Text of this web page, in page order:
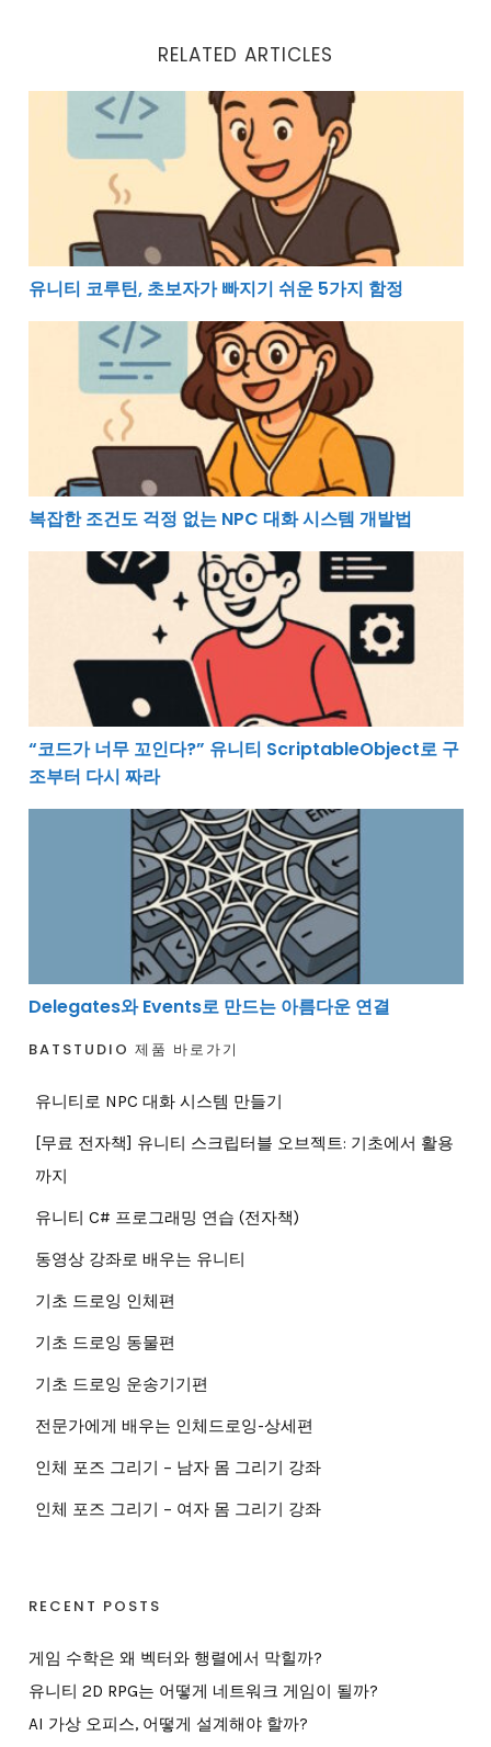
RELATED ARTICLES
유니티 코루틴, 초보자가 빠지기 쉬운 5가지 함정
유니티 코루틴, 초보자가 빠지기 쉬운 5가지 함정
복잡한 조건도 걱정 없는 NPC 대화 시스템 개발법
복잡한 조건도 걱정 없는 NPC 대화 시스템 개발법
“코드가 너무 꼬인다?” 유니티 ScriptableObject로 구조
“코드가 너무 꼬인다?” 유니티 ScriptableObject로 구
조부터 다시 짜라
Delegates와 Events로 만드는 아름다운 연결
Delegates와 Events로 만드는 아름다운 연결
BATSTUDIO 제품 바로가기
유니티로 NPC 대화 시스템 만들기
[무료 전자책] 유니티 스크립터블 오브젝트: 기초에서 활용
까지
유니티 C# 프로그래밍 연습 (전자책)
동영상 강좌로 배우는 유니티
기초 드로잉 인체편
기초 드로잉 동물편
기초 드로잉 운송기기편
전문가에게 배우는 인체드로잉-상세편
인체 포즈 그리기 – 남자 몸 그리기 강좌
인체 포즈 그리기 – 여자 몸 그리기 강좌
RECENT POSTS
게임 수학은 왜 벡터와 행렬에서 막힐까?
유니티 2D RPG는 어떻게 네트워크 게임이 될까?
AI 가상 오피스, 어떻게 설계해야 할까?